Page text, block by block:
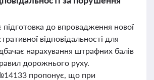
підготовка до впровадження нової
відповідальності для
нарахування штрафних балів
дорожнього руху.
пропонує, що при